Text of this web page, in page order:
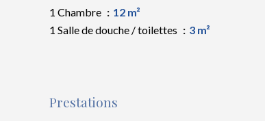
1 Chambre
12 m²
1 Salle de douche / toilettes
3 m²
Prestations